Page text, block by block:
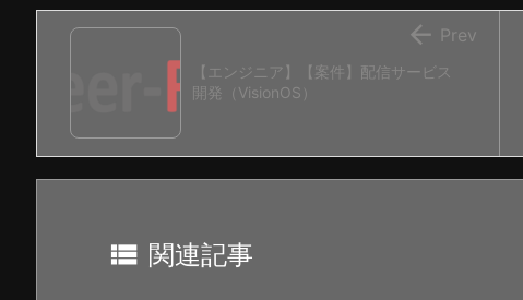
【エンジニア】【案件】配信サービス
開発（VisionOS）
 Prev
 関連記事